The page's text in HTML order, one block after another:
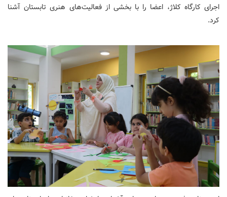
اجرای کارگاه کلاژ، اعضا را با بخشی از فعالیت‌های هنری تابستان آشنا
کرد.